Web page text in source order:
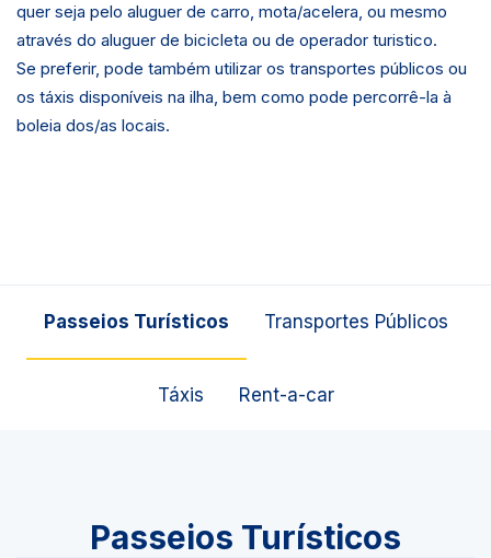
quer seja pelo aluguer de carro, mota/acelera, ou mesmo
através do aluguer de bicicleta ou de operador turistico.
Se preferir, pode também utilizar os transportes públicos ou
os táxis disponíveis na ilha, bem como pode percorrê-la à
boleia dos/as locais.
Passeios Turísticos Transportes Públicos
Táxis Rent-a-car
Passeios Turísticos